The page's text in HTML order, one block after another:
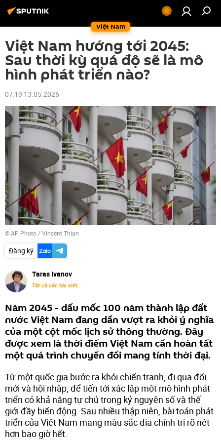
Việt Nam
Việt Nam hướng tới 2045:
Sau thời kỳ quá độ sẽ là mô
hình phát triển nào?
07:19 13.05.2026
© AP Photo / Vincent Thian
Đăng ký
Taras Ivanov
Tất cả các bài viết
Năm 2045 - dấu mốc 100 năm thành lập đất
nước Việt Nam đang dần vượt ra khỏi ý nghĩa
của một cột mốc lịch sử thông thường. Đây
được xem là thời điểm Việt Nam cần hoàn tất
một quá trình chuyển đổi mang tính thời đại.
Từ một quốc gia bước ra khỏi chiến tranh, đi qua đổi
mới và hội nhập, để tiến tới xác lập một mô hình phát
triển có khả năng tự chủ trong kỷ nguyên số và thế
giới đầy biến động. Sau nhiều thập niên, bài toán phát
triển của Việt Nam mang màu sắc địa chính trị rõ nét
hơn bao giờ hết.